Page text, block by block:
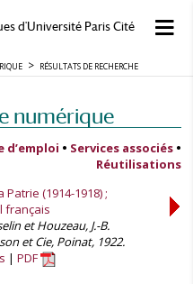
d'Université Paris Cité
RÉSULTATS DE RECHERCHE
numérique
d’emploi • Services associés •
Réutilisations
(1914-1918) ;
français
et Houzeau, J.-B.
et Cie, Poinat, 1922.
PDF